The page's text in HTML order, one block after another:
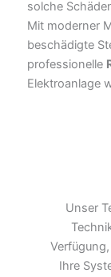
solche
Mit moderner
beschädigte
professionelle
Elektroanlage
Unser
Ihre